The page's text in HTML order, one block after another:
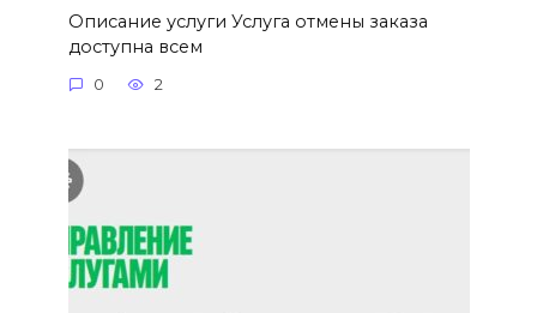
Описание услуги Услуга отмены заказа
доступна всем
0 2